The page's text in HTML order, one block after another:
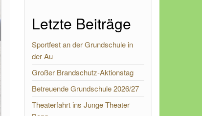
Letzte Beiträge
Sportfest an der Grundschule in
der Au
Großer Brandschutz-Aktionstag
Betreuende Grundschule 2026/27
Theaterfahrt ins Junge Theater